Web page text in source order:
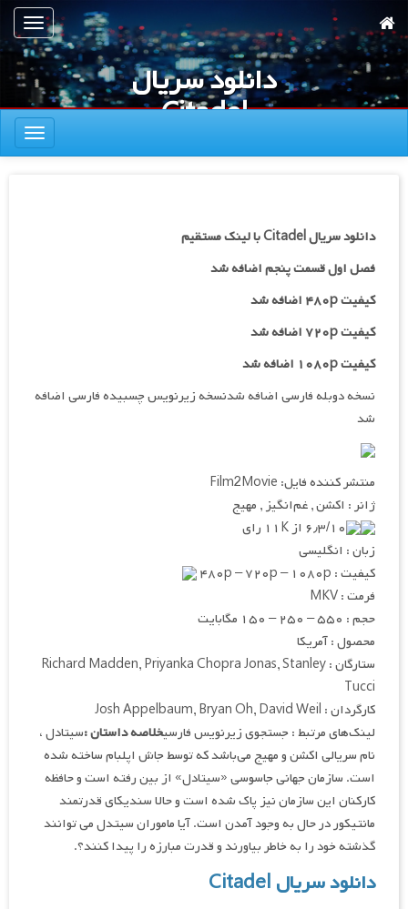
به
محتوای
اصلی
ناوبری
دانلود سریال
Citadel
ناوبری
دانلود سریال Citadel با لینک مستقیم
فصل اول قسمت پنجم اضافه شد
کیفیت ۴۸۰p اضافه شد
کیفیت ۷۲۰p
اضافه شد
کیفیت ۱۰۸۰p اضافه شد
نسخه دوبله فارسی اضافه شدنسخه زیرنویس چسبیده فارسی اضافه
شد
منتشر کننده فایل: Film2Movie
ژانر : اکشن , غم‌انگیز , مهیج
۶٫۳/۱۰ از ۱۱K رای
زبان : انگلیسی
کیفیت : ۴۸۰p – ۷۲۰p – ۱۰۸۰p
فرمت : MKV
حجم : ۵۵۰ – ۲۵۰ – ۱۵۰ مگابایت
محصول : آمریکا
ستارگان : Richard Madden, Priyanka Chopra Jonas, Stanley
Tucci
کارگردان : Josh Appelbaum, Bryan Oh, David Weil
لینک‌های مرتبط : جستجوی زیرنویس فارسیخلاصه داستان :سیتادل ،
نام سریالی اکشن و مهیج می‌باشد که توسط جاش اپلبام ساخته شده
است. سازمان جهانی جاسوسی «سیتادل» از بین رفته است و حافظه
کارکنان این سازمان نیز پاک شده است و حالا سندیکای قدرتمند
مانتیکور در حال به وجود آمدن است. آیا ماموران سیتدل می توانند
گذشته خود را به خاطر بیاورند و قدرت مبارزه را پیدا کنند؟.
دانلود سریال Citadel